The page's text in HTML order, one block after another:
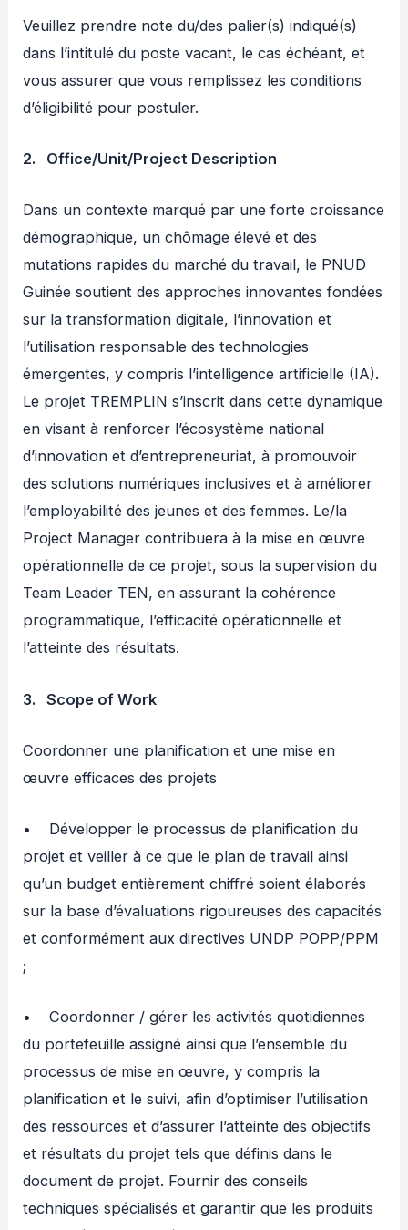
Veuillez prendre note du/des palier(s) indiqué(s)
dans l’intitulé du poste vacant, le cas échéant, et
vous assurer que vous remplissez les conditions
d’éligibilité pour postuler.
2. Office/Unit/Project Description
Dans un contexte marqué par une forte croissance
démographique, un chômage élevé et des
mutations rapides du marché du travail, le PNUD
Guinée soutient des approches innovantes fondées
sur la transformation digitale, l’innovation et
l’utilisation responsable des technologies
émergentes, y compris l’intelligence artificielle (IA).
Le projet TREMPLIN s’inscrit dans cette dynamique
en visant à renforcer l’écosystème national
d’innovation et d’entrepreneuriat, à promouvoir
des solutions numériques inclusives et à améliorer
l’employabilité des jeunes et des femmes. Le/la
Project Manager contribuera à la mise en œuvre
opérationnelle de ce projet, sous la supervision du
Team Leader TEN, en assurant la cohérence
programmatique, l’efficacité opérationnelle et
l’atteinte des résultats.
3. Scope of Work
Coordonner une planification et une mise en
œuvre efficaces des projets
• Développer le processus de planification du
projet et veiller à ce que le plan de travail ainsi
qu’un budget entièrement chiffré soient élaborés
sur la base d’évaluations rigoureuses des capacités
et conformément aux directives UNDP POPP/PPM
;
• Coordonner / gérer les activités quotidiennes
du portefeuille assigné ainsi que l’ensemble du
processus de mise en œuvre, y compris la
planification et le suivi, afin d’optimiser l’utilisation
des ressources et d’assurer l’atteinte des objectifs
et résultats du projet tels que définis dans le
document de projet. Fournir des conseils
techniques spécialisés et garantir que les produits